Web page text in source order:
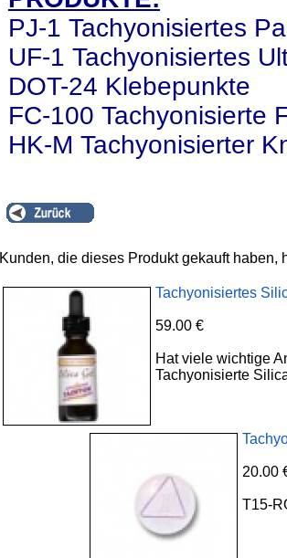
PJ-1 Tachyonisiertes
UF-1 Tachyonisiertes
DOT-24 Klebepunkte
FC-100 Tachyonisierte
HK-M Tachyonisierter
Kunden, die dieses Produkt gekauft haben,
Tachyonisiertes
59.00 €
Hat viele wichtige
Tachyonisierte
20.00
T15-